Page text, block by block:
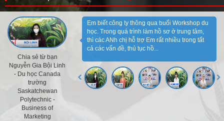
Chia sẻ từ bạn
Nguyễn Gia Bội Linh
- Du học Canada
trường
Saskatchewan
Polytechnic -
Business of
Marketing
Em biết công ty thông qua buổi Workshop du
học. Trong quá trình làm hồ sơ ở trung tâm,
thì các ANh chị hỗ trợ Em rất nhiều trong tất
cả các vấn đề, thủ tục hồ...